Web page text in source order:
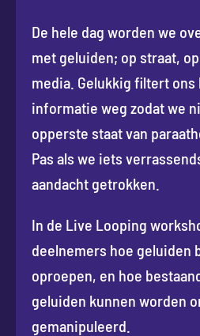
De hele dag worden we
met geluiden; op straat,
media. Gelukkig filtert ons
informatie weg zodat we
opperste staat van
Pas als we iets
aandacht getrokken.
In de Live Looping
deelnemers hoe geluiden
oproepen, en hoe
geluiden kunnen worden
gemanipuleerd.